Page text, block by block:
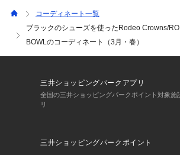
コーディネート一覧
ブラックのシューズを使ったRodeo Crowns/
BOWLのコーディネート（3月・春）
三井ショッピングパークアプリ
全国の三井ショッピングパークポイント対象施
リ
三井ショッピングパークポイント